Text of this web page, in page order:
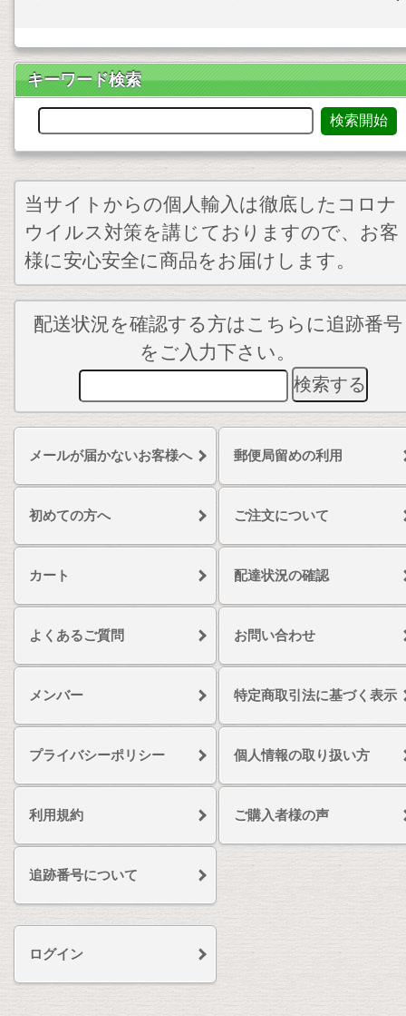
キーワード検索
当サイトからの個人輸入は徹底したコロナ
ウイルス対策を講じておりますので、お客
様に安心安全に商品をお届けします。
配送状況を確認する方はこちらに追跡番号
をご入力下さい。
メールが届かないお客様へ 郵便局留めの利用
初めての方へ ご注文について
カート 配達状況の確認
よくあるご質問 お問い合わせ
メンバー 特定商取引法に基づく表示
プライバシーポリシー 個人情報の取り扱い方
利用規約 ご購入者様の声
追跡番号について
ログイン